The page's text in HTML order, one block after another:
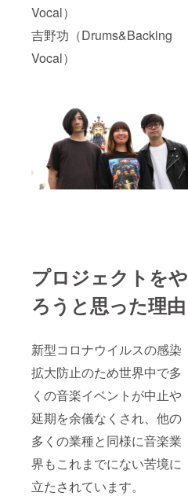
Vocal）
吉野功（Drums&Backing
Vocal）
プロジェクトをや
ろうと思った理由
新型コロナウイルスの感染
拡大防止のため世界中で多
くの音楽イベントが中止や
延期を余儀なくされ、他の
多くの業種と同様に音楽業
界もこれまでにない苦境に
立たされています。